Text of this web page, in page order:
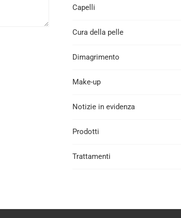
Capelli
Cura della pelle
Dimagrimento
Make-up
Notizie in evidenza
Prodotti
Trattamenti